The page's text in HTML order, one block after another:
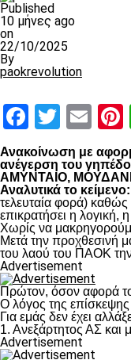
Published
10 μήνες ago
on
22/10/2025
By
paokrevolution
Ανακοίνωση με
ανέγερση του
ΑΜΥΝΤΑΙΟ,
Αναλυτικά το κείμενο:
τελευταία φορά)
επικρατήσει η
Χωρίς να
Μετά την προχθεσινή
του λαού του ΠΑΟΚ την
Advertisement
Πρώτον, όσον αφορά το
Ο λόγος της
Για εμάς δεν έχει
1. Ανεξάρτητος ΑΣ και
Advertisement